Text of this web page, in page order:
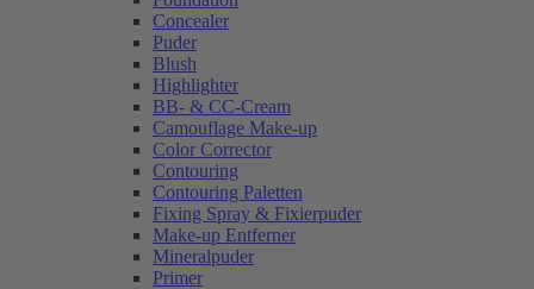
Concealer
Puder
Blush
Highlighter
BB- & CC-Cream
Camouflage Make-up
Color Corrector
Contouring
Contouring Paletten
Fixing Spray & Fixierpuder
Make-up Entferner
Mineralpuder
Primer